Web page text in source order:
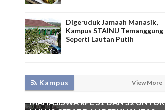
Digeruduk Jamaah Manasik,
Kampus STAINU Temanggung
Seperti Lautan Putih
Kampus View More
LAKUKAN BIMTEK RPL, INISNU
TEMANGGUNG SIAP FASILITASI
MAHASISWA RPL S1 DAN S2 UNTUK